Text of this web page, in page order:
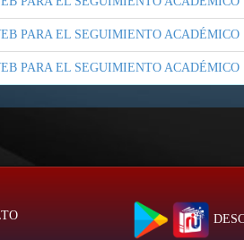
PARA EL SEGUIMIENTO ACADÉMICO
PARA EL SEGUIMIENTO ACADÉMICO